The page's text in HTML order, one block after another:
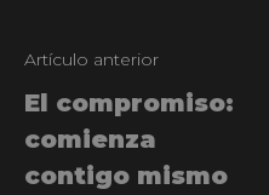
Artículo anterior
El compromiso:
comienza
contigo mismo